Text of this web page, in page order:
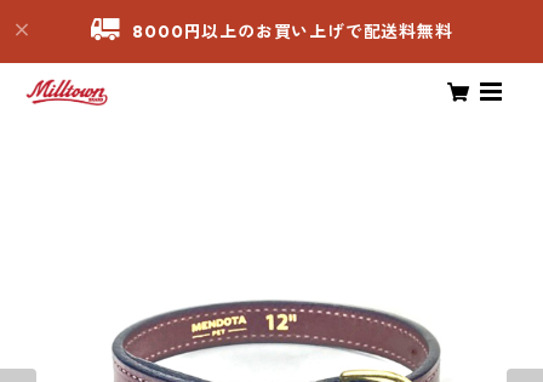
8000円以上のお買い上げで配送料無料